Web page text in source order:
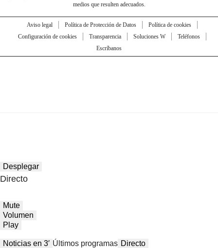
medios que resulten adecuados.
Aviso legal Política de Protección de Datos
Política de cookies
Configuración de cookies
Transparencia Soluciones W
Teléfonos
Escríbanos
Desplegar
Directo
Mute
Volumen
Play
Noticias en 3′ Últimos programas Directo